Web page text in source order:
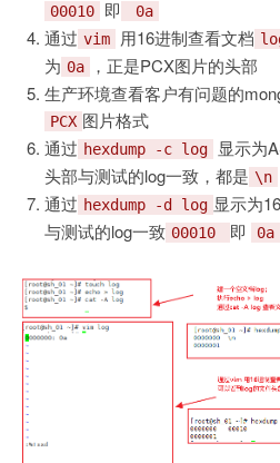
00010 即 0a
通过 vim 用16进制查看文档
为 0a
，正是PCX图片的头部
生产环境查看客户有问题的
PCX 图片格式
通过 hexdump -c log
显示为
头部与测试的log一致，都是 \n
通过 hexdump -d log 显示为
与测试的log一致 00010 即 0a